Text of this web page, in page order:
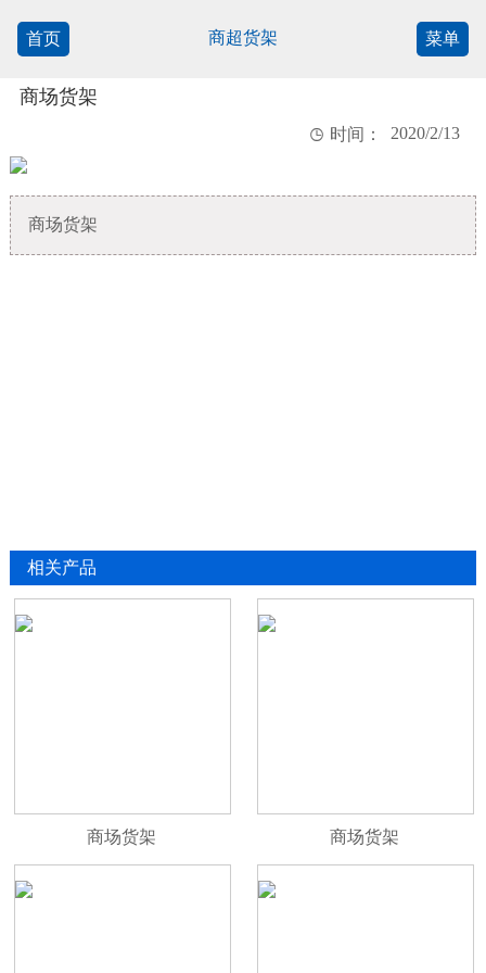
首页 商超货架 菜单
商场货架
 时间： 2020/2/13
商场货架
相关产品
商场货架 商场货架